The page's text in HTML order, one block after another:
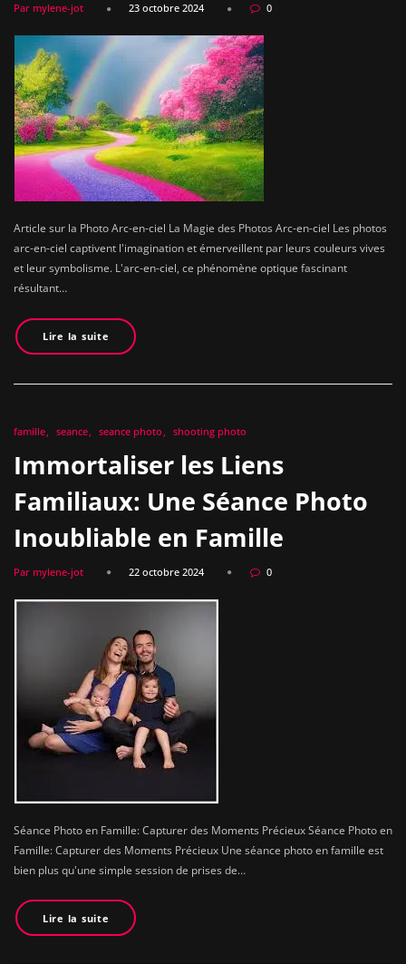
Par mylene-jot 23 octobre 2024 0
Article sur la Photo Arc-en-ciel La Magie des Photos Arc-en-ciel Les photos
arc-en-ciel captivent l'imagination et émerveillent par leurs couleurs vives
et leur symbolisme. L'arc-en-ciel, ce phénomène optique fascinant
résultant…
Lire la suite
famille seance seance photo shooting photo
Immortaliser les Liens
Familiaux: Une Séance Photo
Inoubliable en Famille
Par mylene-jot 22 octobre 2024 0
Séance Photo en Famille: Capturer des Moments Précieux Séance Photo en
Famille: Capturer des Moments Précieux Une séance photo en famille est
bien plus qu'une simple session de prises de…
Lire la suite